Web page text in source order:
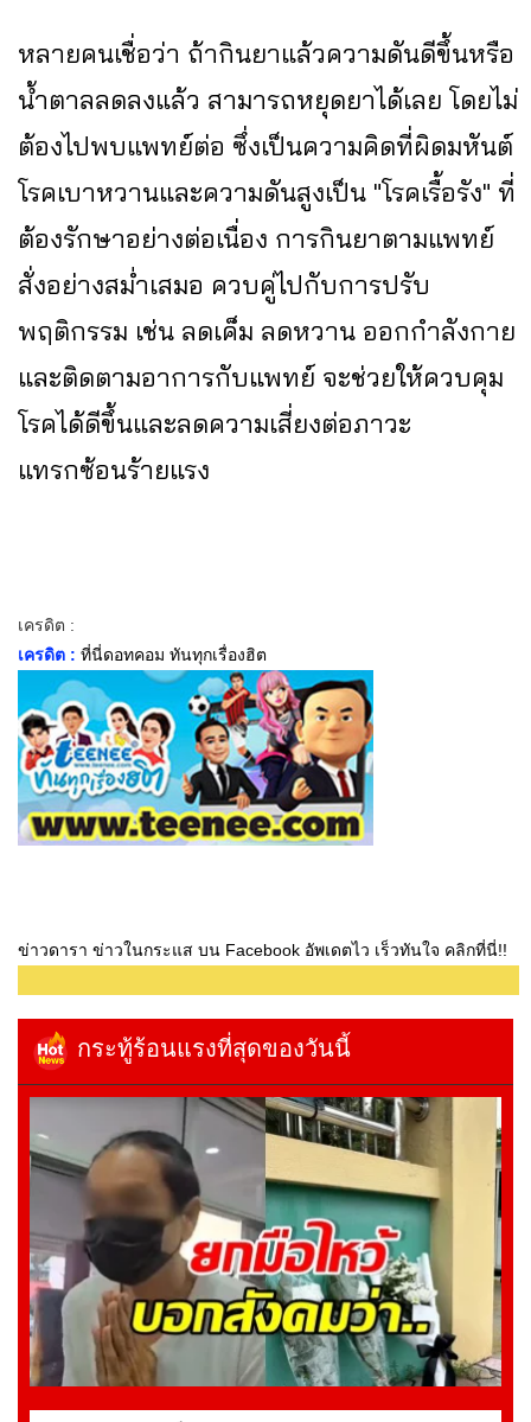
หลายคนเชื่อว่า ถ้ากินยาแล้วความดันดีขึ้นหรือ
น้ำตาลลดลงแล้ว สามารถหยุดยาได้เลย โดยไม่
ต้องไปพบแพทย์ต่อ ซึ่งเป็นความคิดที่ผิดมหันต์
โรคเบาหวานและความดันสูงเป็น "โรคเรื้อรัง" ที่
ต้องรักษาอย่างต่อเนื่อง การกินยาตามแพทย์
สั่งอย่างสม่ำเสมอ ควบคู่ไปกับการปรับ
พฤติกรรม เช่น ลดเค็ม ลดหวาน ออกกำลังกาย
และติดตามอาการกับแพทย์ จะช่วยให้ควบคุม
โรคได้ดีขึ้นและลดความเสี่ยงต่อภาวะ
แทรกซ้อนร้ายแรง
เครดิต :
เครดิต : ที่นี่ดอทคอม ทันทุกเรื่องฮิต
ข่าวดารา ข่าวในกระแส บน Facebook อัพเดตไว เร็วทันใจ คลิกที่นี่!!
กระทู้ร้อนแรงที่สุดของวันนี้